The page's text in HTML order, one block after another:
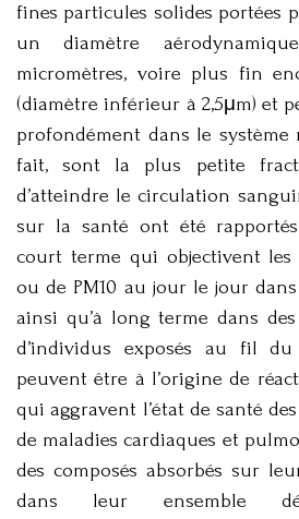
fines particules solides portées
un diamètre
micromètres, voire plus fin
(diamètre inférieur à 2,5μm) et
profondément dans le système
fait, sont la plus petite
d’atteindre le circulation
sur la santé ont été
court terme qui objectivent les
ou de PM10 au jour le jour
ainsi qu’à long terme dans
d’individus exposés au fil
peuvent être à l’origine de
qui aggravent l’état de santé
de maladies cardiaques et
des composés absorbés sur
dans leur ensemble